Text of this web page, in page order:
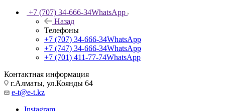
+7 (707) 34-666-34WhatsApp
Назад
Телефоны
+7 (707) 34-666-34WhatsApp
+7 (747) 34-666-34WhatsApp
+7 (701) 411-77-74WhatsApp
Контактная информация
г.Алматы, ул.Коянды 64
e-t@e-t.kz
Instagram